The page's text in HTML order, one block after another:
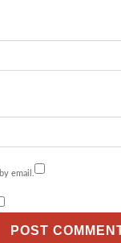
email.